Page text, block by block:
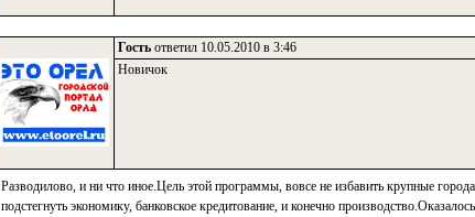
Гость ответил 10.05.2010 в 3:46
Новичок
Разводилово, и ни что иное.Цель этой программы, вовсе не избавить крупные
подстегнуть экономику, банковское кредитование, и конечно